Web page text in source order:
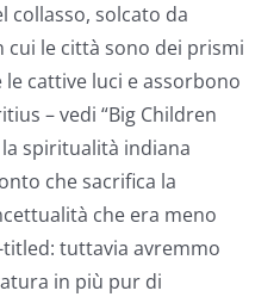
collasso, solcato da
cui le città sono dei prismi
cattive luci e assorbono
– vedi “Big Children
spiritualità indiana
che sacrifica la
che era meno
titled: tuttavia avremmo
in più pur di